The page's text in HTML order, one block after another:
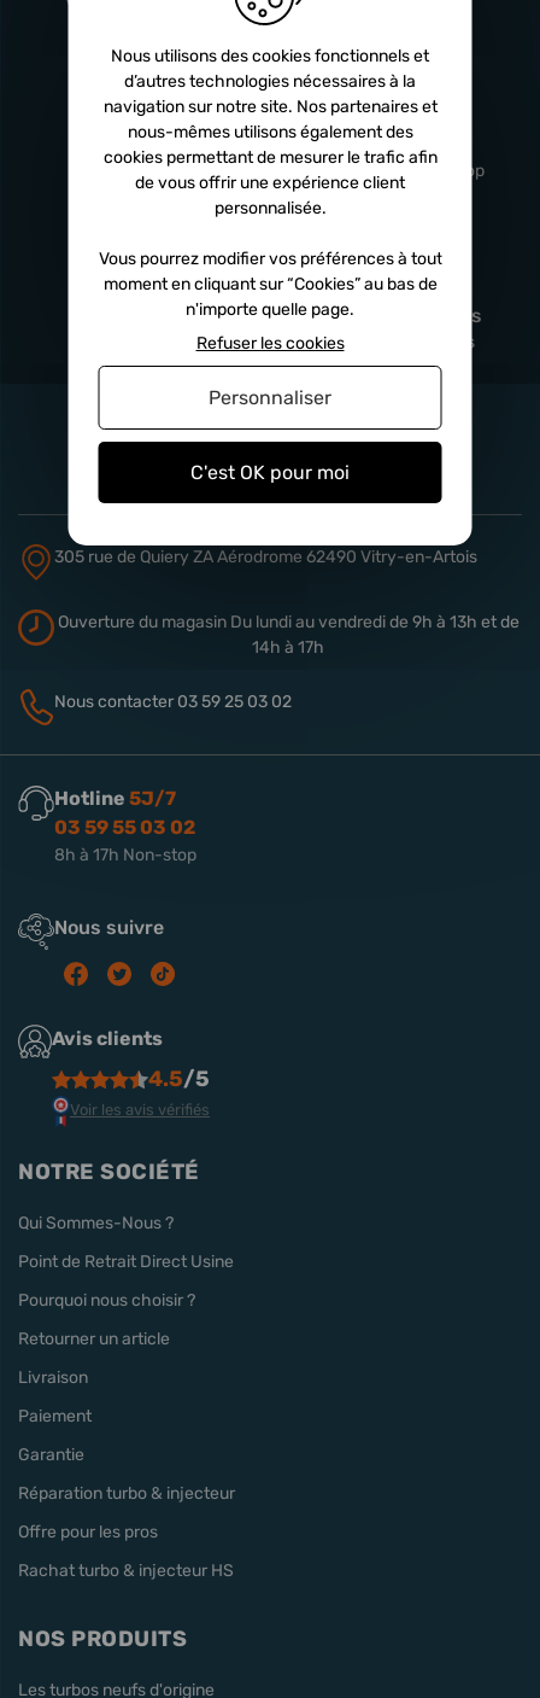
Livraison
rapide
Sous 24h à 48h
Service client
professionnel
De 8h à 17h Non-stop
Satisfait
remboursé
Paiement en
x3 fois
Sécurisé, sans frais
305 rue de Quiery ZA Aérodrome 62490 Vitry-en-Artois
Ouverture du magasinDu lundi au vendredi de 9h à 13h et de
14h à 17h
Nous contacter 03 59 25 03 02
Hotline 5J/7
03 59 55 03 02
8h à 17h Non-stop
Nous suivre
Avis clients
4.5/5
Voir les avis vérifiés
NOTRE SOCIÉTÉ
Qui Sommes-Nous ?
Point de Retrait Direct Usine
Pourquoi nous choisir ?
Retourner un article
Livraison
Paiement
Garantie
Réparation turbo & injecteur
Offre pour les pros
Rachat turbo & injecteur HS
NOS PRODUITS
Les turbos neufs d'origine
Nous utilisons des cookies fonctionnels et
d’autres technologies nécessaires à la
navigation sur notre site. Nos partenaires et
nous-mêmes utilisons également des
cookies permettant de mesurer le trafic afin
de vous offrir une expérience client
personnalisée.
Vous pourrez modifier vos préférences à tout
moment en cliquant sur “Cookies” au bas de
n'importe quelle page.
C'est OK pour moi
Refuser les cookies
Personnaliser